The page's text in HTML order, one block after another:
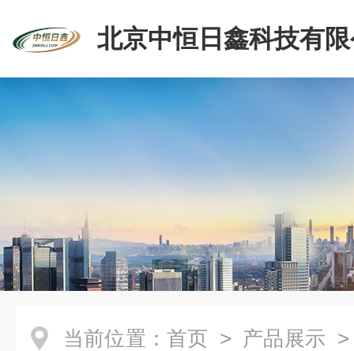
北京中恒日鑫科技有
当前位置： 首页 > 产品展示